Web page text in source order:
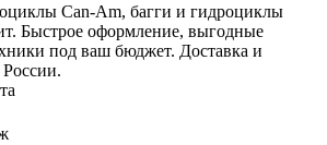
Can-Am, багги и гидроциклы
Быстрое оформление, выгодные
под ваш бюджет. Доставка и